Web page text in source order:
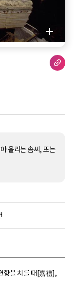
올리는 솜씨, 또는
향을 치를 때[嘉禮],